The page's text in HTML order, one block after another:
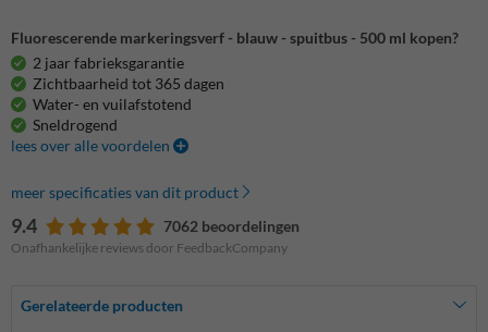
Fluorescerende markeringsverf - blauw - spuitbus - 500 ml kopen?
2 jaar fabrieksgarantie
Zichtbaarheid tot 365 dagen
Water- en vuilafstotend
Sneldrogend
lees over alle voordelen
meer specificaties van dit product
9.4 7062 beoordelingen
Onafhankelijke reviews door FeedbackCompany
Gerelateerde producten